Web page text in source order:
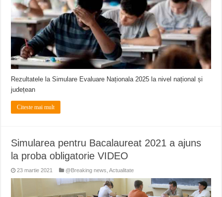
ANUNŢ OPRIRE APĂ în CARANSEBEȘ avarie
ANUNȚ OPRIRE APĂ în Reșița, cartier Țerova – avarie – 04.08.2026
Rezultatele la Simulare Evaluare Naționala 2025 la nivel național și
județean
Citeste mai mult
Simularea pentru Bacalaureat 2021 a ajuns
la proba obligatorie VIDEO
23 martie 2021 @Breaking news ,Actualitate